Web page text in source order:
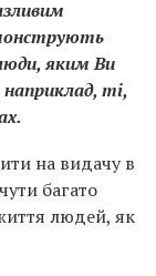
яким Ви
ті,
на видачу в
багато
людей, як